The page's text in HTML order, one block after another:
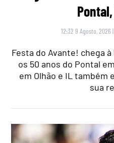
12:32 9 Agosto, 2026 |
Festa do Avante! chega
os 50 anos do Pontal
em Olhão e IL também
sua